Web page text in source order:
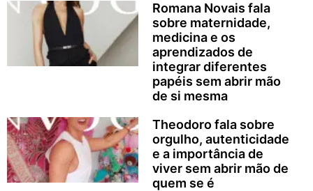
Romana Novais fala
sobre maternidade,
medicina e os
aprendizados de
integrar diferentes
papéis sem abrir mão
de si mesma
Theodoro fala sobre
orgulho, autenticidade
e a importância de
viver sem abrir mão de
quem se é